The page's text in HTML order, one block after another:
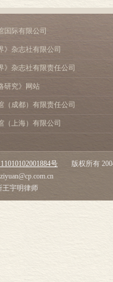
国际有限公司
》杂志社有限公司
》杂志社有限责任公司
研究》网站
（成都）有限责任公司
（上海）有限公司
号
版权所有
王宇明律师